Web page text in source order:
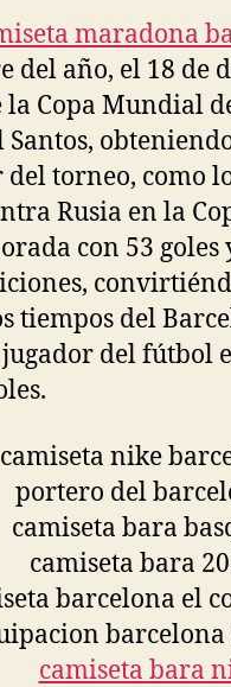
del año, el 18 de
Copa Mundial
Santos,
torneo, como
Rusia en la
con 53 goles
tiempos del
del fútbol